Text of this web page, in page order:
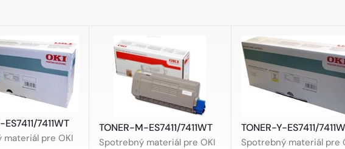
7411WT
materiál pre OKI
TONER-M-ES7411/7411WT
Spotrebný materiál pre OKI
TONER-Y-ES7411/
Spotrebný materiál pre